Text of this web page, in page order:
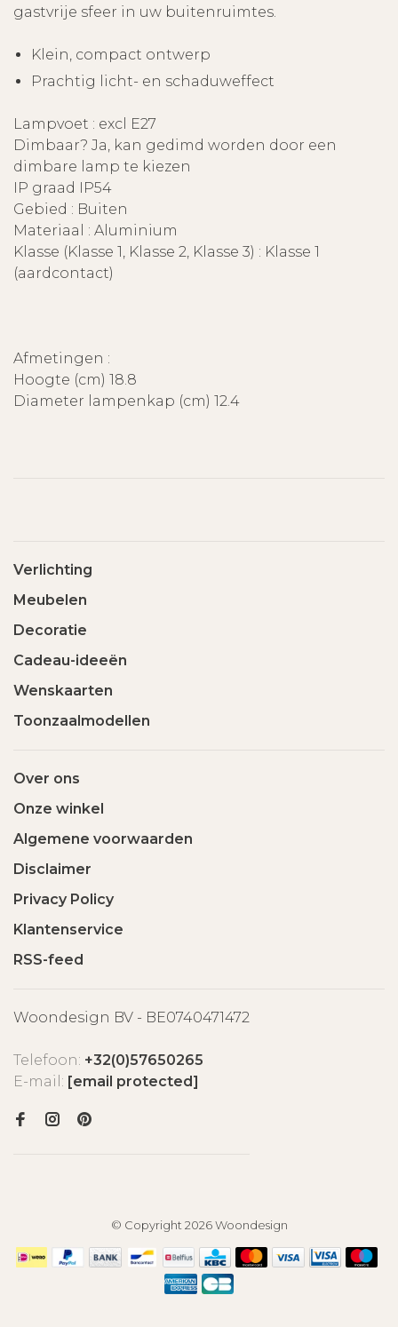
gastvrije sfeer in uw buitenruimtes.
Klein, compact ontwerp
Prachtig licht- en schaduweffect
Lampvoet : excl E27
Dimbaar? Ja, kan gedimd worden door een
dimbare lamp te kiezen
IP graad IP54
Gebied : Buiten
Materiaal : Aluminium
Klasse (Klasse 1, Klasse 2, Klasse 3) : Klasse 1
(aardcontact)
Afmetingen :
Hoogte (cm) 18.8
Diameter lampenkap (cm) 12.4
Verlichting
Meubelen
Decoratie
Cadeau-ideeën
Wenskaarten
Toonzaalmodellen
Over ons
Onze winkel
Algemene voorwaarden
Disclaimer
Privacy Policy
Klantenservice
RSS-feed
Woondesign BV - BE0740471472
Telefoon: +32(0)57650265
E-mail: [email protected]
© Copyright 2026 Woondesign